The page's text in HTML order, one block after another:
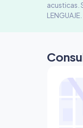
acusticas.
LENGUAJE.